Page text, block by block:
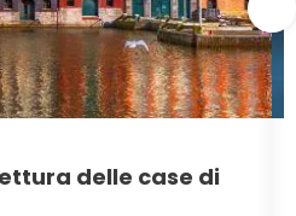
delle case di